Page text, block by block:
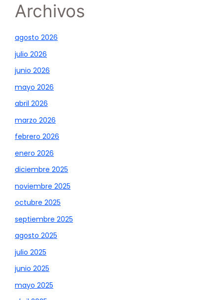
Archivos
agosto 2026
julio 2026
junio 2026
mayo 2026
abril 2026
marzo 2026
febrero 2026
enero 2026
diciembre 2025
noviembre 2025
octubre 2025
septiembre 2025
agosto 2025
julio 2025
junio 2025
mayo 2025